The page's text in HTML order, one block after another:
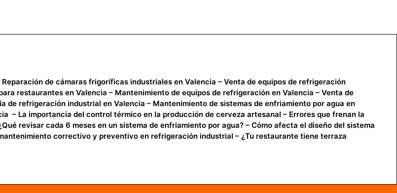
Reparación de cámaras frigoríficas industriales en Valencia – Venta de equipos de refrigeración
restaurantes en Valencia – Mantenimiento de equipos de refrigeración en Valencia – Venta de
de refrigeración industrial en Valencia – Mantenimiento de sistemas de enfriamiento por agua en
– La importancia del control térmico en la producción de cerveza artesanal – Errores que frenan la
revisar cada 6 meses en un sistema de enfriamiento por agua? – Cómo afecta el diseño del sistema
correctivo y preventivo en refrigeración industrial – ¿Tu restaurante tiene terraza